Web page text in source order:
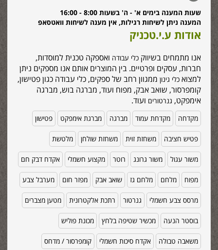
שעות המענה בימים א' - ה' בשעות 8:00 - 16:00
המענה ניתן לשיחות רגילות, אין מענה לשיחות וואטסאפ
אודות ע.י.טכניק
אנו מתמחים בשיווק כלי עבודה ואספקה טכנית למוסדות,
חברות, עסקים ופרטיים. בין המוצרים אותם אנו מספקים ניתן
למצוא כלי גינון ממגוון רחב של ספקים, כלי עבודה כגון פטישון,
קומפרסור, שואב אבק, מפוח ועוד, מברגה בוש, מברגה
אימפקט, גנרטורים ועוד.
מקדחה מקדחת עמוד מברגה מברגת אימפקט פטישון
פטיש חציבה משחזת זוית משחזת שולחן מלטשת
משור עגול משור גרונג רוטר מקצוע חשמלי אקדח דבק חם
מפוח מלחם מלחם גז שואב אבק מפזר חום מערבל צבע
מרסס צבע חשמלי גנרטור רתכת אלקטרונית מטען מצברים
בוסטר הנעה מכשיר שטיפה בלחץ מכונת פוליש
משאבה טבולה אקדח סיכות חשמלי קומפרסור / מדחס